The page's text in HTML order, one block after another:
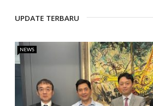
UPDATE TERBARU
NEWS